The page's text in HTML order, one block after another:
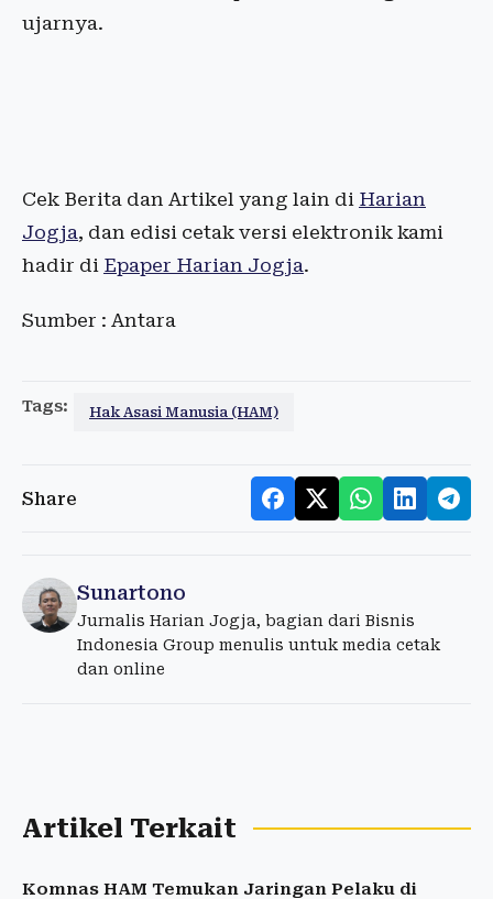
ujarnya.
Cek Berita dan Artikel yang lain di Harian
Jogja, dan edisi cetak versi elektronik kami
hadir di Epaper Harian Jogja.
Sumber : Antara
Tags: Hak Asasi Manusia (HAM)
Share
Sunartono
Jurnalis Harian Jogja, bagian dari Bisnis
Indonesia Group menulis untuk media cetak
dan online
Artikel Terkait
Komnas HAM Temukan Jaringan Pelaku di